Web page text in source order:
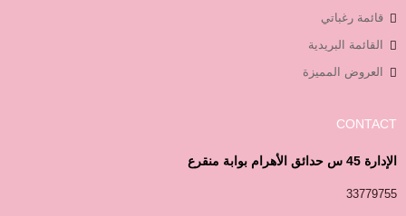
قائمة رغباتي
القائمة البريدية
العروض المميزة
CONTACT
الإدارة 45 س حدائق الأهرام بوابة منقرع
33779755